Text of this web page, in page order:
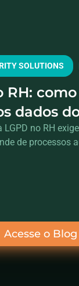
SOLUTIONS
RH:
dados
LGPD no RH
de processos
Acesse o Blog